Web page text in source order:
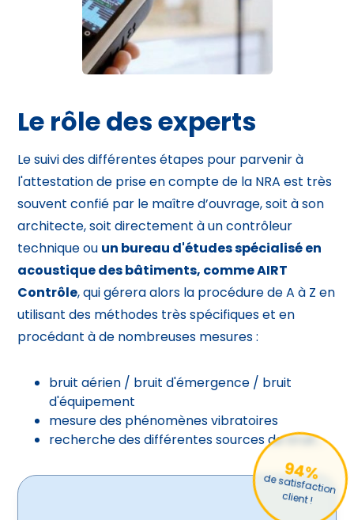
Le rôle des experts
Le suivi des différentes étapes pour parvenir à
l'attestation de prise en compte de la NRA est très
souvent confié par le maître d’ouvrage, soit à son
architecte, soit directement à un contrôleur
technique ou un bureau d'études spécialisé en
acoustique des bâtiments, comme AIRT
Contrôle, qui gérera alors la procédure de A à Z en
utilisant des méthodes très spécifiques et en
procédant à de nombreuses mesures :
bruit aérien / bruit d'émergence / bruit
d'équipement
mesure des phénomènes vibratoires
recherche des différentes sources de bruit…
94%
de satisfaction
client !